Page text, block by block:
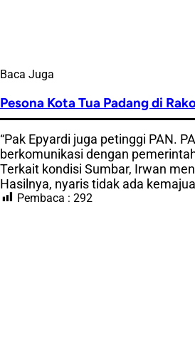
Baca Juga
Pesona Kota Tua Padang di
“Pak Epyardi juga petinggi PAN.
berkomunikasi dengan
Terkait kondisi Sumbar, Irwan
Hasilnya, nyaris tidak ada
Pembaca : 292